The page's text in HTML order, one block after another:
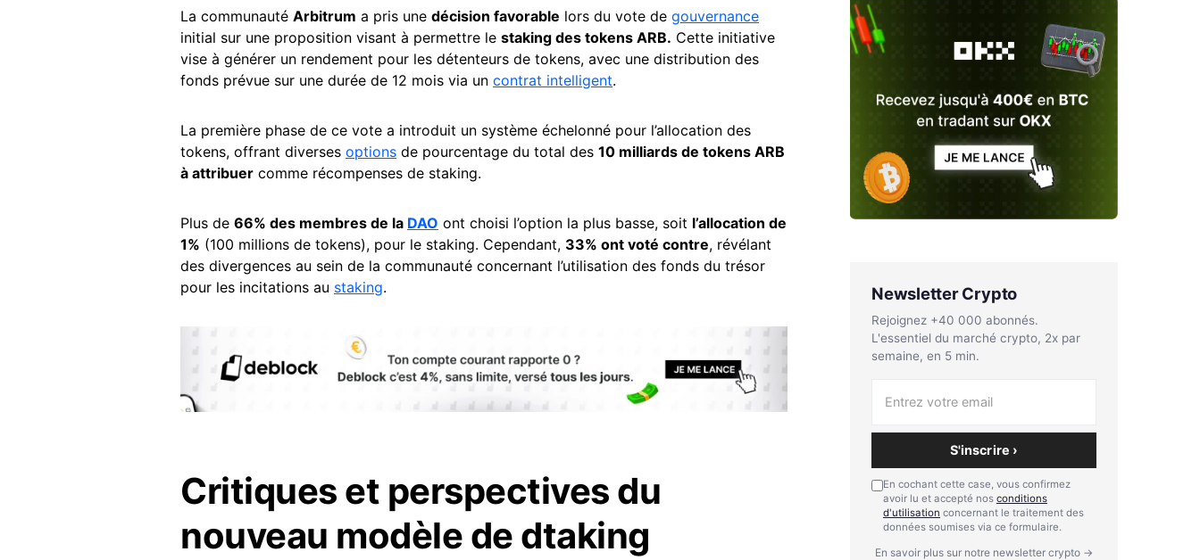
La communauté Arbitrum a pris une décision favorable lors du vote de gouvernance
initial sur une proposition visant à permettre le staking des tokens ARB. Cette initiative
vise à générer un rendement pour les détenteurs de tokens, avec une distribution des
fonds prévue sur une durée de 12 mois via un contrat intelligent.
La première phase de ce vote a introduit un système échelonné pour l’allocation des
tokens, offrant diverses options de pourcentage du total des 10 milliards de tokens ARB
à attribuer comme récompenses de staking.
Plus de 66% des membres de la DAO ont choisi l’option la plus basse, soit l’allocation de
1% (100 millions de tokens), pour le staking. Cependant, 33% ont voté contre, révélant
des divergences au sein de la communauté concernant l’utilisation des fonds du trésor
pour les incitations au staking.
Critiques et perspectives du
nouveau modèle de dtaking
Newsletter Crypto
Rejoignez +40 000 abonnés.
L'essentiel du marché crypto, 2x par
semaine, en 5 min.
S'inscrire ›
En cochant cette case, vous confirmez
avoir lu et accepté nos conditions
d'utilisation concernant le traitement des
données soumises via ce formulaire.
En savoir plus sur notre newsletter crypto →